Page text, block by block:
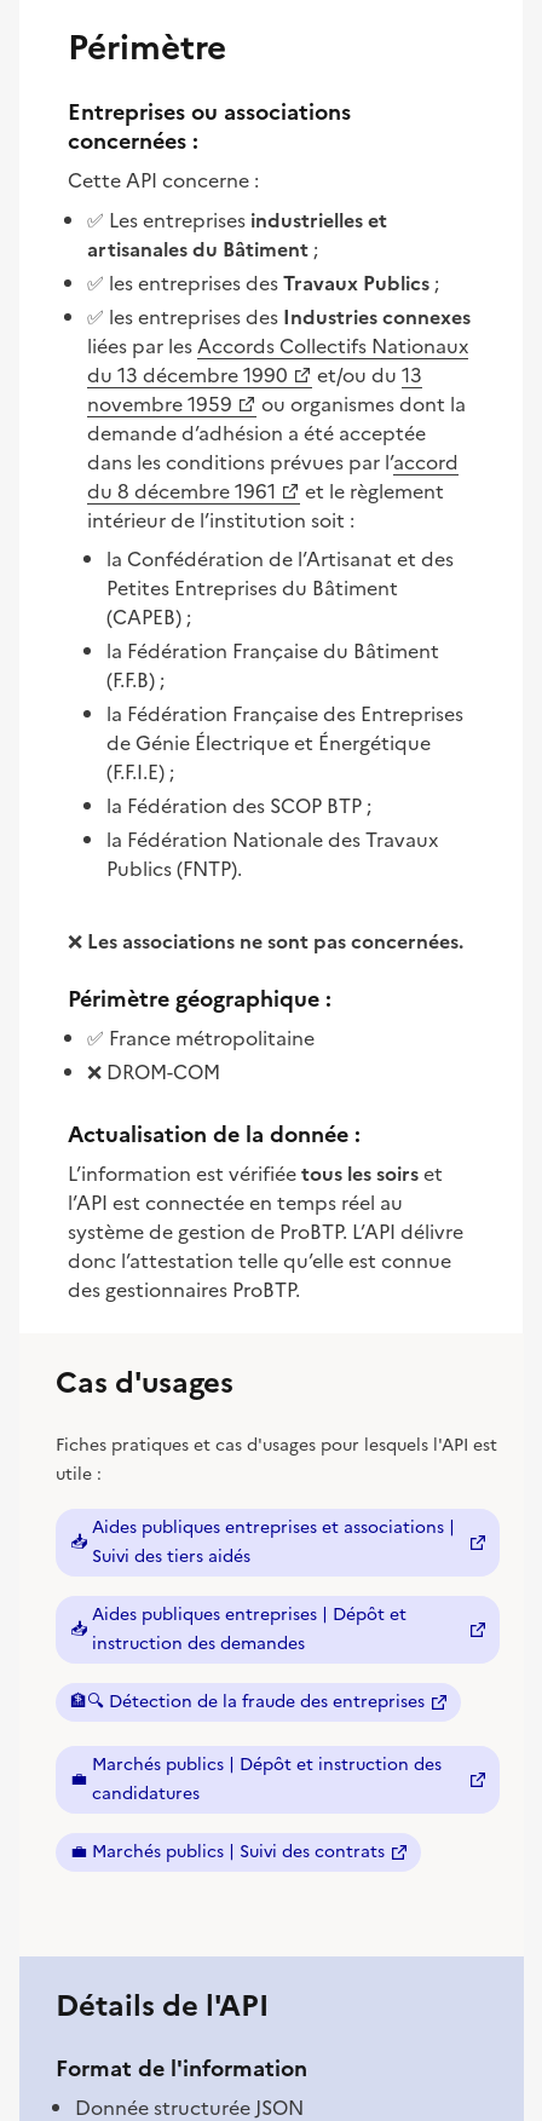
Périmètre
Entreprises ou associations
concernées :
Cette API concerne :
✅ Les entreprises industrielles et
artisanales du Bâtiment ;
✅ les entreprises desTravaux Publics ;
✅ les entreprises des Industries connexes
liées par lesAccords Collectifs Nationaux
du 13 décembre 1990
et/ou du 13
novembre 1959
ou organismes dont la
demande d’adhésion a été acceptée
dans les conditions prévues par l’accord
du 8 décembre 1961
et le règlement
intérieur de l’institution soit :
la Confédération de l’Artisanat et des
Petites Entreprises du Bâtiment
(CAPEB) ;
la Fédération Française du Bâtiment
(F.F.B) ;
la Fédération Française des Entreprises
de Génie Électrique et Énergétique
(F.F.I.E) ;
la Fédération des SCOP BTP ;
la Fédération Nationale des Travaux
Publics (FNTP).
❌ Les associations ne sont pas concernées.
Périmètre géographique :
✅ France métropolitaine
❌ DROM-COM
Actualisation de la donnée :
L’information est vérifiéetous les soirset
l’API est connectée en temps réel au
système de gestion de ProBTP. L’API délivre
donc l’attestation telle qu’elle est connue
des gestionnaires ProBTP.
Cas d'usages
Fiches pratiques et cas d'usages pour lesquels l'API est
utile :
📥
Aides publiques entreprises et associations |
Suivi des tiers aidés
📥
Aides publiques entreprises | Dépôt et
instruction des demandes(nouvelle fenêtre)
🏦🔍 Détection de la fraude des entreprises
(nouvelle fenêtre)
💼
Marchés publics | Dépôt et instruction des
candidatures
💼 Marchés publics | Suivi des contrats
(nouvelle fenêtre)
Détails de l'API
Format de l'information
Donnée structurée JSON